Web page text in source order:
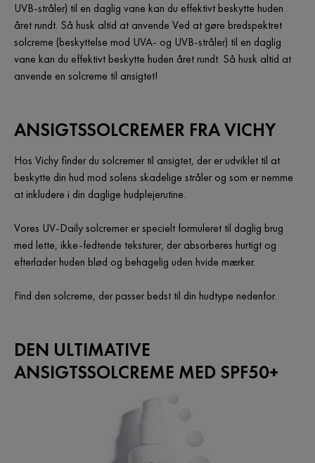
UVB-stråler) til en daglig vane kan du effektivt beskytte huden
året rundt. Så husk altid at anvende Ved at gøre bredspektret
solcreme (beskyttelse mod UVA- og UVB-stråler) til en daglig
vane kan du effektivt beskytte huden året rundt. Så husk altid at
anvende en solcreme til ansigtet!
ANSIGTSSOLCREMER FRA VICHY
Hos Vichy finder du solcremer til ansigtet, der er udviklet til at
beskytte din hud mod solens skadelige stråler og som er nemme
at inkludere i din daglige hudplejerutine.
Vores UV-Daily solcremer er specielt formuleret til daglig brug
med lette, ikke-fedtende teksturer, der absorberes hurtigt og
efterlader huden blød og behagelig uden hvide mærker.
Find den solcreme, der passer bedst til din hudtype nedenfor.
DEN ULTIMATIVE
ANSIGTSSOLCREME MED SPF50+